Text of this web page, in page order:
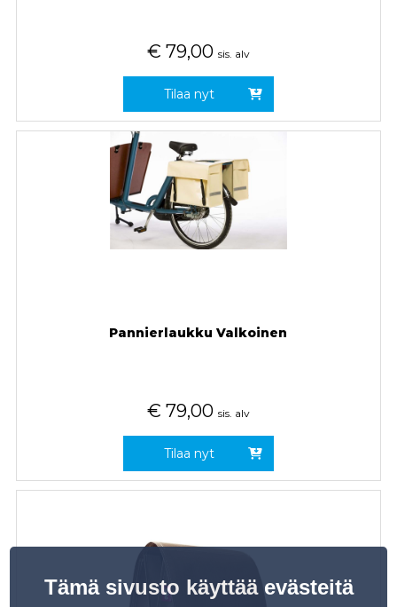
€ 79,00 sis. alv
Tilaa nyt
Pannierlaukku Valkoinen
€ 79,00 sis. alv
Tilaa nyt
Tämä sivusto käyttää evästeitä